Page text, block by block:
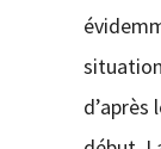
d’après